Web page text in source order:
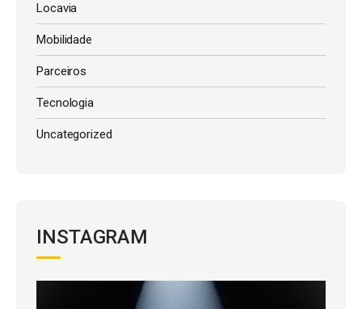
Locavia
Mobilidade
Parceiros
Tecnologia
Uncategorized
INSTAGRAM